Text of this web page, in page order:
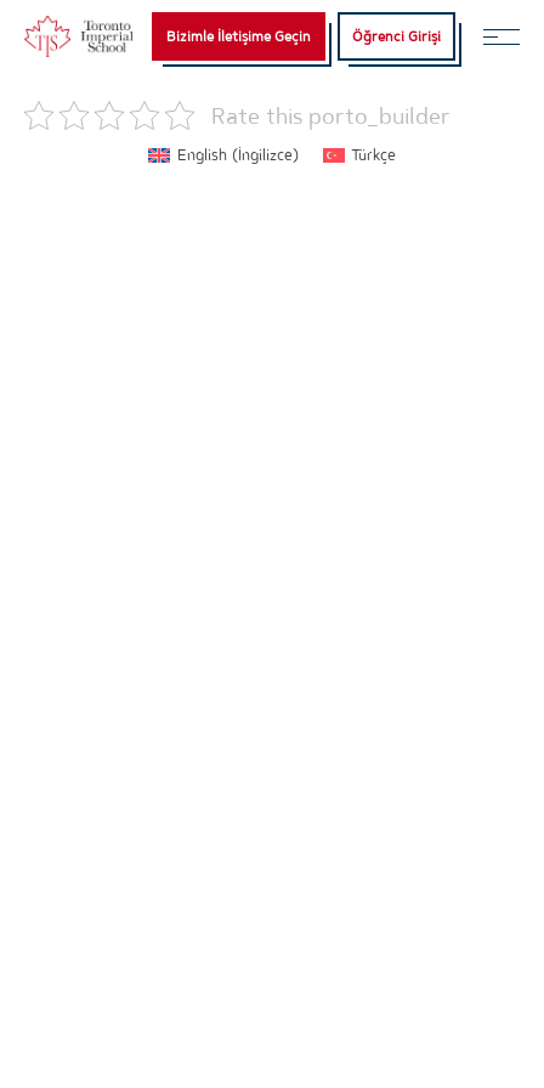
Bizimle İletişime Geçin Öğrenci Girişi
Rate this porto_builder
English(İngilizce) Türkçe